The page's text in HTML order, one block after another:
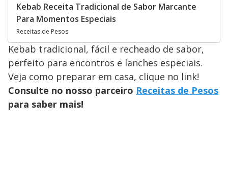
Kebab Receita Tradicional de Sabor Marcante
Para Momentos Especiais
Receitas de Pesos
Kebab tradicional, fácil e recheado de sabor,
perfeito para encontros e lanches especiais.
Veja como preparar em casa, clique no link!
Consulte no nosso parceiro Receitas de Pesos
para saber mais!